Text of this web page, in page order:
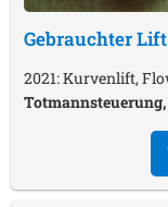
Gebrauchter
2021: Kurvenlift,